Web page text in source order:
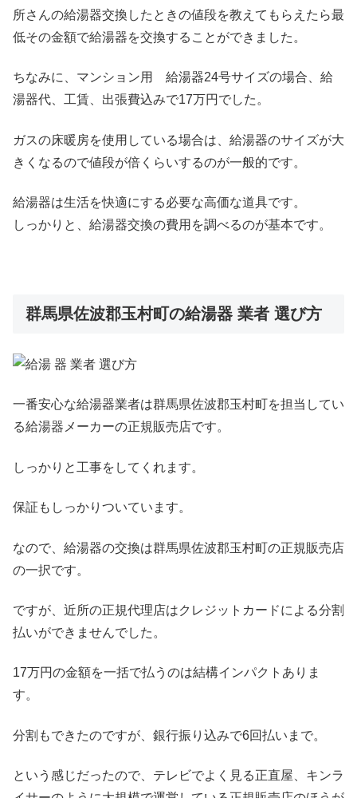
所さんの給湯器交換したときの値段を教えてもらえたら最
低その金額で給湯器を交換することができました。
ちなみに、マンション用 給湯器24号サイズの場合、給
湯器代、工賃、出張費込みで17万円でした。
ガスの床暖房を使用している場合は、給湯器のサイズが大
きくなるので値段が倍くらいするのが一般的です。
給湯器は生活を快適にする必要な高価な道具です。
しっかりと、給湯器交換の費用を調べるのが基本です。
群馬県佐波郡玉村町の給湯器 業者 選び方
一番安心な給湯器業者は群馬県佐波郡玉村町を担当してい
る給湯器メーカーの正規販売店です。
しっかりと工事をしてくれます。
保証もしっかりついています。
なので、給湯器の交換は群馬県佐波郡玉村町の正規販売店
の一択です。
ですが、近所の正規代理店はクレジットカードによる分割
払いができませんでした。
17万円の金額を一括で払うのは結構インパクトありま
す。
分割もできたのですが、銀行振り込みで6回払いまで。
という感じだったので、テレビでよく見る正直屋、キンラ